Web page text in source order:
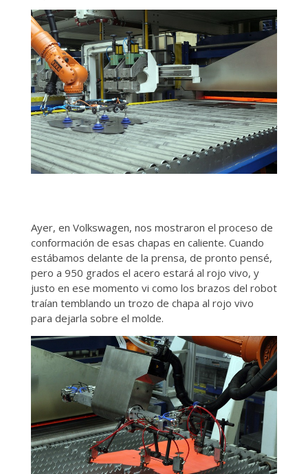
Ayer, en Volkswagen, nos mostraron el proceso de
conformación de esas chapas en caliente. Cuando
estábamos delante de la prensa, de pronto pensé,
pero a 950 grados el acero estará al rojo vivo, y
justo en ese momento vi como los brazos del robot
traían temblando un trozo de chapa al rojo vivo
para dejarla sobre el molde.